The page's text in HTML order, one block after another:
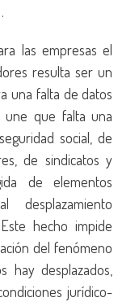
las empresas el
resulta ser un
una falta de datos
que falta una
social, de
de sindicatos y
de elementos
desplazamiento
hecho impide
del fenómeno
hay desplazados,
jurídico-